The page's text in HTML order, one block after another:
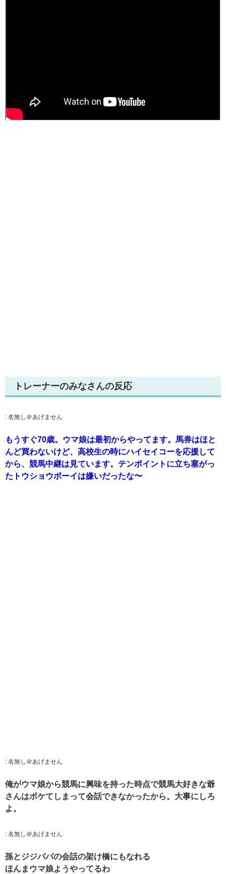
トレーナーのみなさんの反応
: 名無し＠あげません
もうすぐ70歳。ウマ娘は最初からやってます。馬券はほと
んど買わないけど、高校生の時にハイセイコーを応援して
から、競馬中継は見ています。テンポイントに立ち塞がっ
たトウショウボーイは嫌いだったな〜
: 名無し＠あげません
俺がウマ娘から競馬に興味を持った時点で競馬大好きな爺
さんはボケてしまって会話できなかったから。大事にしろ
よ。
: 名無し＠あげません
孫とジジババの会話の架け橋にもなれる
ほんまウマ娘ようやってるわ